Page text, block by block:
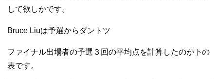
して欲しかです。
Bruce Liuは予選からダントツ
ファイナル出場者の予選３回の平均点を計算したのが下の
表です。